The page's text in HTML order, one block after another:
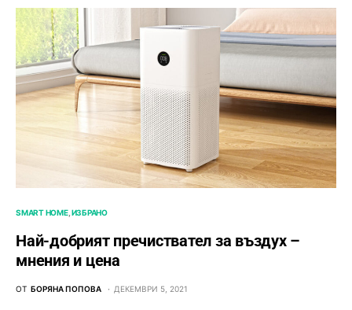
SMART HOME ИЗБРАНО
Най-добрият пречиствател за въздух –
мнения и цена
ОТ БОРЯНА ПОПОВА ДЕКЕМВРИ 5, 2021